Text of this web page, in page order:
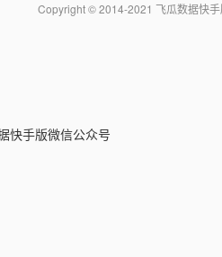
Copyright © 2014-2021 飞瓜数据快
快手版微信公众号